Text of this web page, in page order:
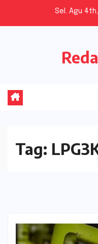
Sel. Agu
Tag: